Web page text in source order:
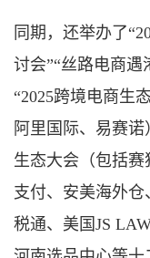
同期，还举办了
讨会”“丝路电商遇
“2025跨境电商生
阿里国际、易赛诺
生态大会（包括赛
支付、安美海外仓
税通、美国JS